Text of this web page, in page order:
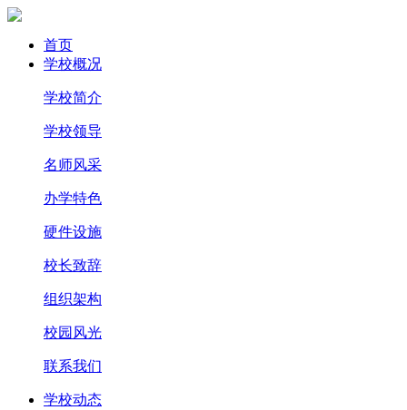
首页
学校概况
学校简介
学校领导
名师风采
办学特色
硬件设施
校长致辞
组织架构
校园风光
联系我们
学校动态